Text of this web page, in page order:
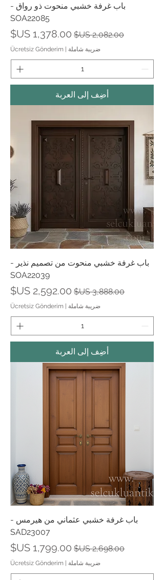
باب غرفة خشبي منحوت ذو رواق -
SOA22085
سعر عادي سعر البيع
ضريبة شاملة |
Ücretsiz Gönderim
أضِف إلى العربة
باب غرفة خشبي منحوت من تصميم نذير -
SOA22039
سعر عادي سعر البيع
ضريبة شاملة |
Ücretsiz Gönderim
أضِف إلى العربة
باب غرفة خشبي عثماني من هيرمس -
SAD23007
سعر عادي سعر البيع
ضريبة شاملة |
Ücretsiz Gönderim